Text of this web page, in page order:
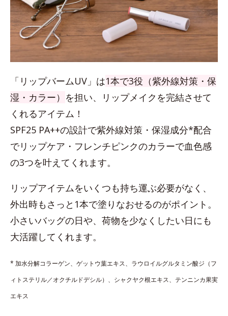
「リップバームUV」は1本で3役（紫外線対策・保
湿・カラー） を担い、リップメイクを完結させて
くれるアイテム！
SPF25 PA++の設計で紫外線対策・保湿成分*配合
でリップケア・フレンチピンクのカラーで血色感
の3つを叶えてくれます。
リップアイテムをいくつも持ち運ぶ必要がなく、
外出時もさっと1本で塗りなおせるのがポイント。
小さいバッグの日や、荷物を少なくしたい日にも
大活躍してくれます。
* 加水分解コラーゲン、ゲットウ葉エキス、ラウロイルグルタミン酸ジ（フ
ィトステリル／オクチルドデシル）、シャクヤク根エキス、テンニンカ果実
エキス